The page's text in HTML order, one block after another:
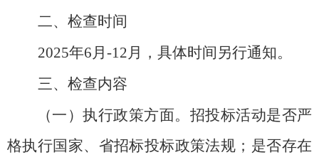
二、 检查时间
2025年6月-12月，具体时间另行通知。
三、 检查内容
（一）执行政策方面。 招投标活动是否严
格执行国家、省招标投标政策法规；是否存在